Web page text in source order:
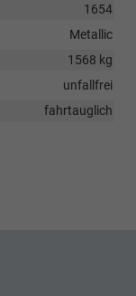
1654
Metallic
1568 kg
unfallfrei
fahrtauglich